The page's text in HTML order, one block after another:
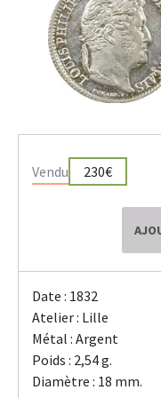
Vendu 230€
Date : 1832
Atelier : Lille
Métal : Argent
Poids : 2,54 g.
Diamètre : 18 mm.